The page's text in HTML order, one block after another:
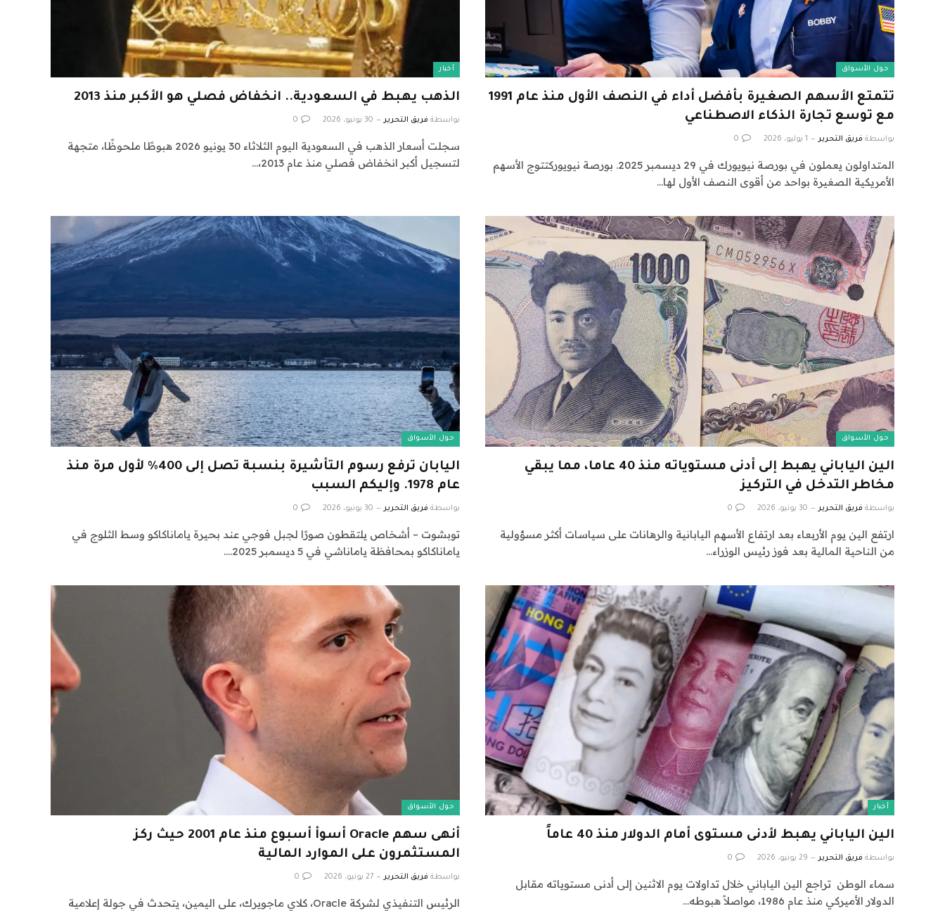
حول الأسواق
تتمتع الأسهم الصغيرة بأفضل أداء في النصف الأول منذ عام 1991
مع توسع تجارة الذكاء الاصطناعي
بواسطة فريق التحرير 1 يوليو، 2026 0
المتداولون يعملون في بورصة نيويورك في 29 ديسمبر 2025. بورصة نيويوركتتوج الأسهم
الأمريكية الصغيرة بواحد من أقوى النصف الأول لها…
أخبار
الذهب يهبط في السعودية.. انخفاض فصلي هو الأكبر منذ 2013
بواسطة فريق التحرير 30 يونيو، 2026 0
سجلت أسعار الذهب في السعودية اليوم الثلاثاء 30 يونيو 2026 هبوطًا ملحوظًا، متجهة
لتسجيل أكبر انخفاض فصلي منذ عام 2013،…
حول الأسواق
الين الياباني يهبط إلى أدنى مستوياته منذ 40 عاما، مما يبقي
مخاطر التدخل في التركيز
بواسطة فريق التحرير 30 يونيو، 2026 0
ارتفع الين يوم الأربعاء بعد ارتفاع الأسهم اليابانية والرهانات على سياسات أكثر مسؤولية
من الناحية المالية بعد فوز رئيس الوزراء…
حول الأسواق
اليابان ترفع رسوم التأشيرة بنسبة تصل إلى 400% لأول مرة منذ
عام 1978. وإليكم السبب
بواسطة فريق التحرير 30 يونيو، 2026 0
توبشوت – أشخاص يلتقطون صورًا لجبل فوجي عند بحيرة ياماناكاكو وسط الثلوج في
ياماناكاكو بمحافظة ياماناشي في 5 ديسمبر 2025.…
أخبار
الين الياباني يهبط لأدنى مستوى أمام الدولار منذ 40 عاماً
بواسطة فريق التحرير 29 يونيو، 2026 0
سماء الوطن تراجع الين الياباني خلال تداولات يوم الاثنين إلى أدنى مستوياته مقابل
الدولار الأميركي منذ عام 1986، مواصلاً هبوطه…
حول الأسواق
أنهى سهم Oracle أسوأ أسبوع منذ عام 2001 حيث ركز
المستثمرون على الموارد المالية
بواسطة فريق التحرير 27 يونيو، 2026 0
الرئيس التنفيذي لشركة Oracle، كلاي ماجويرك، على اليمين، يتحدث في جولة إعلامية